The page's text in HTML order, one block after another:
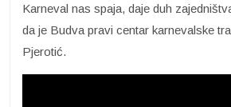
Karneval nas spaja, daje duh
da je Budva pravi centar karnevalske
Pjerotić.